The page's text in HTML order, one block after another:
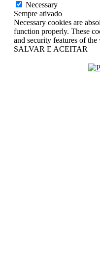
Necessary
Sempre ativado
Necessary cookies are
function properly. These
and security features of
SALVAR E ACEITAR